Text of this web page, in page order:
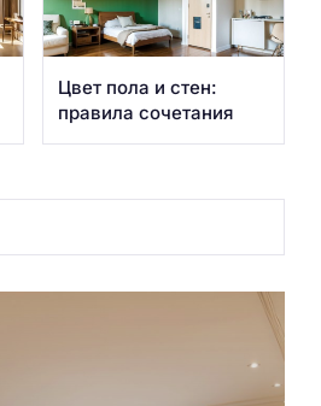
Цвет пола и стен:
правила сочетания